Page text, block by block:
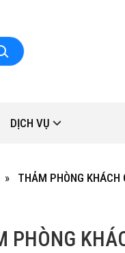
DỊCH VỤ
THẢM PHÒNG
PHÒNG